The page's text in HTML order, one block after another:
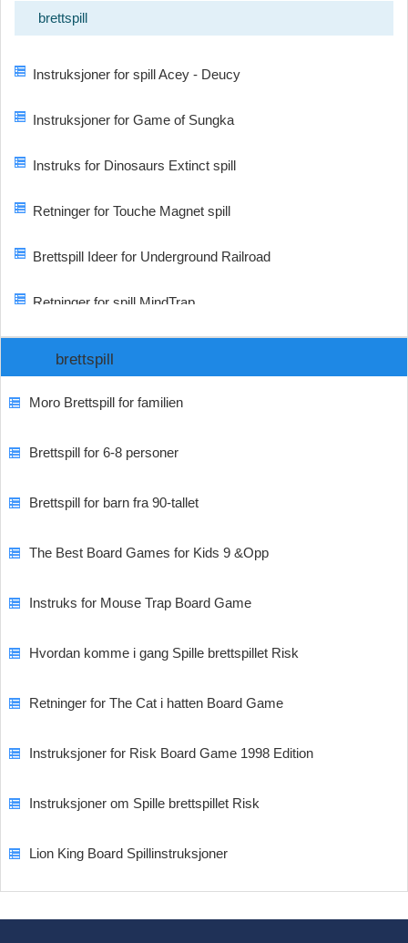
brettspill
Instruksjoner for spill Acey - Deucy
Instruksjoner for Game of Sungka
Instruks for Dinosaurs Extinct spill
Retninger for Touche Magnet spill
Brettspill Ideer for Underground Railroad
Retninger for spill MindTrap
brettspill
Moro Brettspill for familien
Brettspill for 6-8 personer
Brettspill for barn fra 90-tallet
The Best Board Games for Kids 9 &Opp
Instruks for Mouse Trap Board Game
Hvordan komme i gang Spille brettspillet Risk
Retninger for The Cat i hatten Board Game
Instruksjoner for Risk Board Game 1998 Edition
Instruksjoner om Spille brettspillet Risk
Lion King Board Spillinstruksjoner